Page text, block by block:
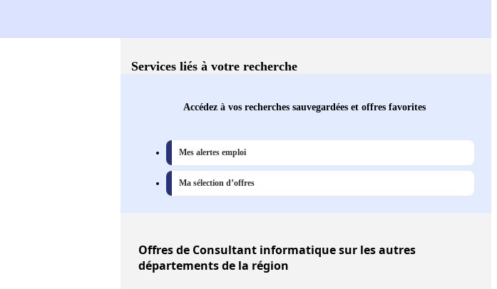
Services liés à votre recherche
Accédez à vos recherches sauvegardées et offres favorites
Mes alertes emploi
Ma sélection d’offres
Offresde Consultant informatique sur les autres
départements de la région